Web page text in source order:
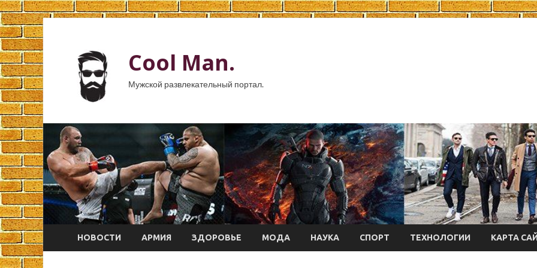
Cool Man.
Мужской развлекательный портал.
НОВОСТИ АРМИЯ ЗДОРОВЬЕ МОДА НАУКА СПОРТ ТЕХНОЛОГИИ КАРТА